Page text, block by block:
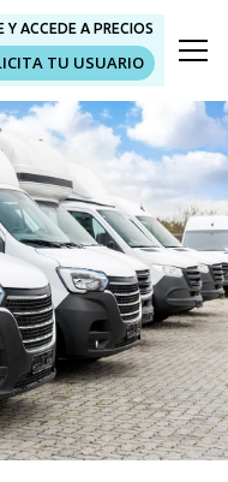
Y ACCEDE A PRECIOS
TU USUARIO